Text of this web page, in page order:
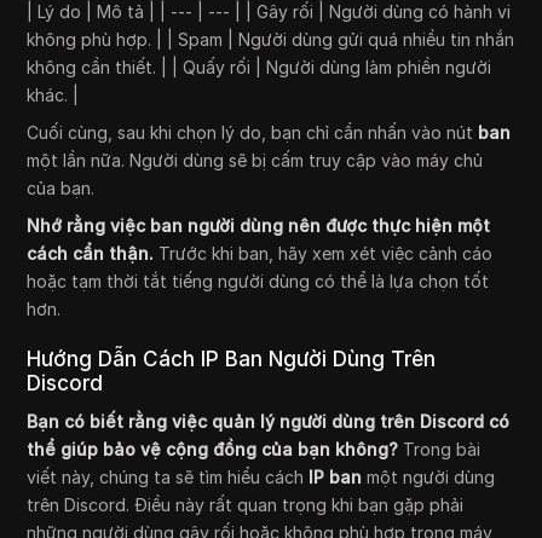
| Lý do | Mô tả | | --- | --- | | Gây rối | Người dùng có hành vi
không phù hợp. | | Spam | Người dùng gửi quá nhiều tin nhắn
không cần thiết. | | Quấy rối | Người dùng làm phiền người
khác. |
Cuối cùng, sau khi chọn lý do, bạn chỉ cần nhấn vào nút ban
một lần nữa. Người dùng sẽ bị cấm truy cập vào máy chủ
của bạn.
Nhớ rằng việc ban người dùng nên được thực hiện một
cách cẩn thận. Trước khi ban, hãy xem xét việc cảnh cáo
hoặc tạm thời tắt tiếng người dùng có thể là lựa chọn tốt
hơn.
Hướng Dẫn Cách IP Ban Người Dùng Trên
Discord
Bạn có biết rằng việc quản lý người dùng trên Discord có
thể giúp bảo vệ cộng đồng của bạn không? Trong bài
viết này, chúng ta sẽ tìm hiểu cách IP ban một người dùng
trên Discord. Điều này rất quan trọng khi bạn gặp phải
những người dùng gây rối hoặc không phù hợp trong máy